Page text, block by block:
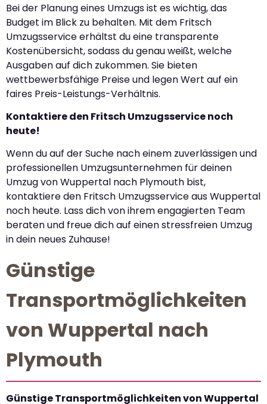
Bei der Planung eines Umzugs ist es wichtig, das
Budget im Blick zu behalten. Mit dem Fritsch
Umzugsservice erhältst du eine transparente
Kostenübersicht, sodass du genau weißt, welche
Ausgaben auf dich zukommen. Sie bieten
wettbewerbsfähige Preise und legen Wert auf ein
faires Preis-Leistungs-Verhältnis.
Kontaktiere den Fritsch Umzugsservice noch
heute!
Wenn du auf der Suche nach einem zuverlässigen und
professionellen Umzugsunternehmen für deinen
Umzug von Wuppertal nach Plymouth bist,
kontaktiere den Fritsch Umzugsservice aus Wuppertal
noch heute. Lass dich von ihrem engagierten Team
beraten und freue dich auf einen stressfreien Umzug
in dein neues Zuhause!
Günstige
Transportmöglichkeiten
von Wuppertal nach
Plymouth
Günstige Transportmöglichkeiten von Wuppertal